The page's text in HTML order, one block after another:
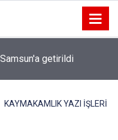
getirildi
KAYMAKAMLIK YAZI İŞLERİ